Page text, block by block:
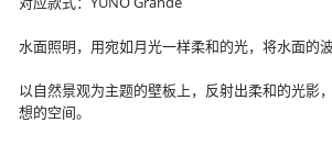
水面照明，用宛如月光一样柔和的光，将水面的
以自然景观为主题的壁板上，反射出柔和的光影
想的空间。